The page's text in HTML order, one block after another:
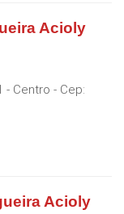
Acioly
- Centro - Cep:
Acioly